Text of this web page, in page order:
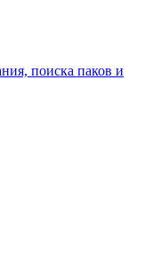
поиска паков и